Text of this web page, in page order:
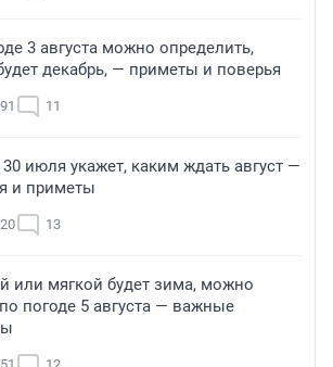
3 августа можно определить,
декабрь, — приметы и поверья
11
июля укажет, каким ждать август —
и приметы
13
или мягкой будет зима, можно
погоде 5 августа — важные